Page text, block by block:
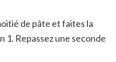
de pâte et faites la
1. Repassez une seconde